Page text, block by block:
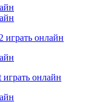
играть онлайн
играть онлайн